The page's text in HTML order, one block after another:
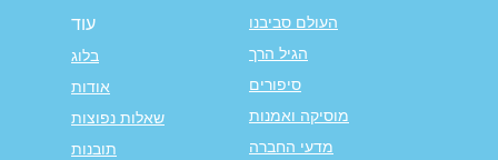
העולם סביבנו
הגיל הרך
סיפורים
מוסיקה ואמנות
מדעי החברה
עוד
בלוג
אודות
שאלות נפוצות
תובנות